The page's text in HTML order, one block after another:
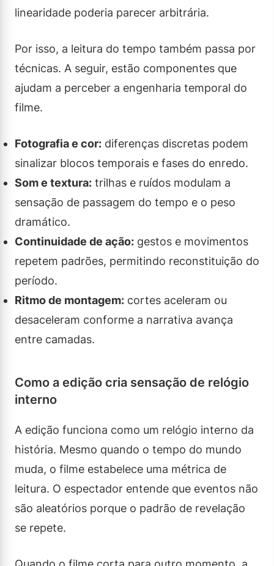
linearidade poderia parecer arbitrária.
Por isso, a leitura do tempo também passa por
técnicas. A seguir, estão componentes que
ajudam a perceber a engenharia temporal do
filme.
Fotografia e cor: diferenças discretas podem
sinalizar blocos temporais e fases do enredo.
Som e textura: trilhas e ruídos modulam a
sensação de passagem do tempo e o peso
dramático.
Continuidade de ação: gestos e movimentos
repetem padrões, permitindo reconstituição do
período.
Ritmo de montagem: cortes aceleram ou
desaceleram conforme a narrativa avança
entre camadas.
Como a edição cria sensação de relógio
interno
A edição funciona como um relógio interno da
história. Mesmo quando o tempo do mundo
muda, o filme estabelece uma métrica de
leitura. O espectador entende que eventos não
são aleatórios porque o padrão de revelação
se repete.